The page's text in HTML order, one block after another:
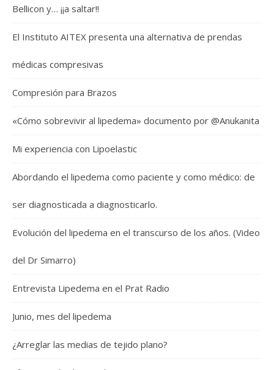
Bellicon y… ¡¡a saltar!!
El Instituto AITEX presenta una alternativa de prendas
médicas compresivas
Compresión para Brazos
«Cómo sobrevivir al lipedema» documento por @Anukanita
Mi experiencia con Lipoelastic
Abordando el lipedema como paciente y como médico: de
ser diagnosticada a diagnosticarlo.
Evolución del lipedema en el transcurso de los años. (Video
del Dr Simarro)
Entrevista Lipedema en el Prat Radio
Junio, mes del lipedema
¿Arreglar las medias de tejido plano?